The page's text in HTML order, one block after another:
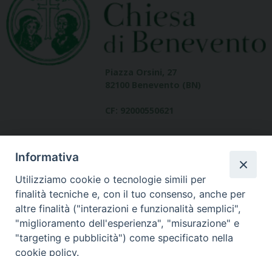
Dove siamo
contatti
Informativa
Utilizziamo cookie o tecnologie simili per
finalità tecniche e, con il tuo consenso, anche per
altre finalità ("interazioni e funzionalità semplici",
"miglioramento dell'esperienza", "misurazione" e
"targeting e pubblicità") come specificato nella
cookie policy.